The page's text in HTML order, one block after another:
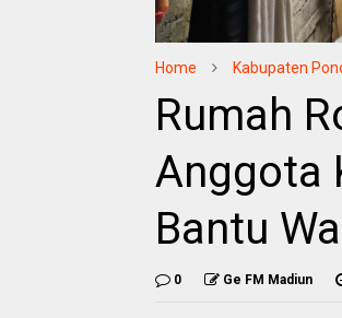
Home Kabupaten
Rumah
Anggota
Bantu
0 Ge FM Madiun